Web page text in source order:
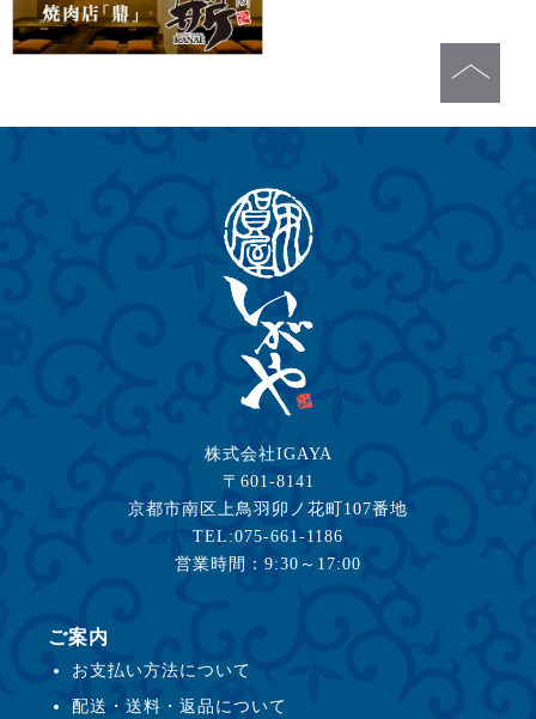
株式会社IGAYA
〒601-8141
京都市南区上鳥羽卯ノ花町107番地
TEL:075-661-1186
営業時間：9:30～17:00
ご案内
お支払い方法について
配送・送料・返品について